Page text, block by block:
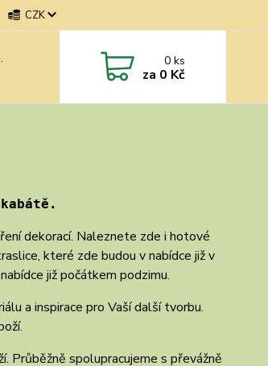
CZK
0ks
za 0 Kč
kabátě.
dekorací. Naleznete zde i hotové
které zde budou v nabídce již v
již počátkem podzimu.
a inspirace pro Vaší další tvorbu.
Průběžně spolupracujeme s převážně